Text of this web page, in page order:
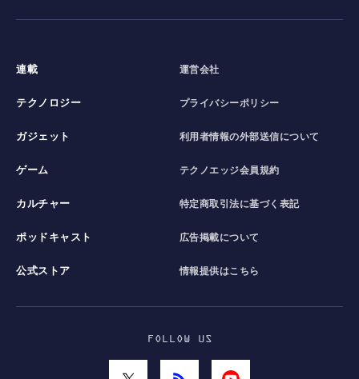
連載
テクノロジー
ガジェット
ゲーム
カルチャー
ポッドキャスト
公式ストア
運営会社
プライバシーポリシー
利用者情報の外部送信について
テクノエッジ会員規約
特定商取引法に基づく表記
広告掲載について
情報提供はこちら
FOLLOW US